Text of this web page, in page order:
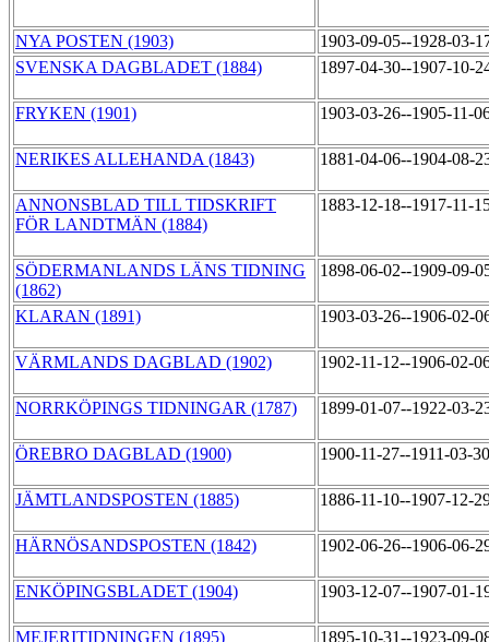
NYA POSTEN (1903)
1903-09-05--1928-03-
SVENSKA DAGBLADET (1884)
1897-04-30--1907-10-
FRYKEN (1901) 1903-03-26--1905-11-
NERIKES ALLEHANDA (1843) 1881-04-06--1904-08-
ANNONSBLAD TILL TIDSKRIFT
FÖR LANDTMÄN (1884)
1883-12-18--1917-11-
SÖDERMANLANDS LÄNS TIDNING
(1862)
1898-06-02--1909-09-
KLARAN (1891) 1903-03-26--1906-02-
VÄRMLANDS DAGBLAD (1902) 1902-11-12--1906-02-
NORRKÖPINGS TIDNINGAR (1787) 1899-01-07--1922-03-
ÖREBRO DAGBLAD (1900) 1900-11-27--1911-03-
JÄMTLANDSPOSTEN (1885) 1886-11-10--1907-12-
HÄRNÖSANDSPOSTEN (1842) 1902-06-26--1906-06-
ENKÖPINGSBLADET (1904) 1903-12-07--1907-01-
MEJERITIDNINGEN (1895) 1895-10-31--1923-09-